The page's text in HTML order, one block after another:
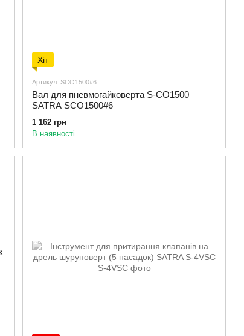
Хіт
Артикул: SCO1500#6
Вал для пневмогайковерта S-CO1500
SATRA SCO1500#6
1 162 грн
В наявності